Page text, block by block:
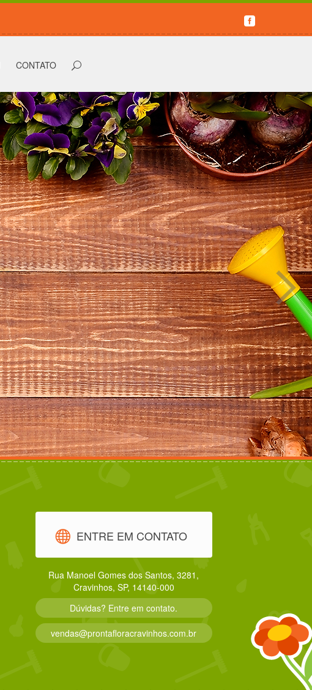
CONTATO
ENTRE EM CONTATO
Rua Manoel Gomes dos Santos, 3281,
Cravinhos, SP, 14140-000
Dúvidas? Entre em contato.
vendas@prontafloracravinhos.com.br